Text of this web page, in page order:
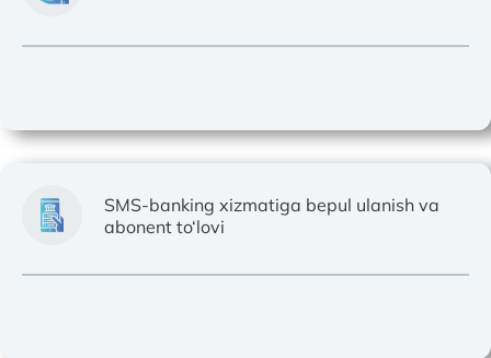
SMS-banking xizmatiga bepul ulanish va
abonent to‘lovi